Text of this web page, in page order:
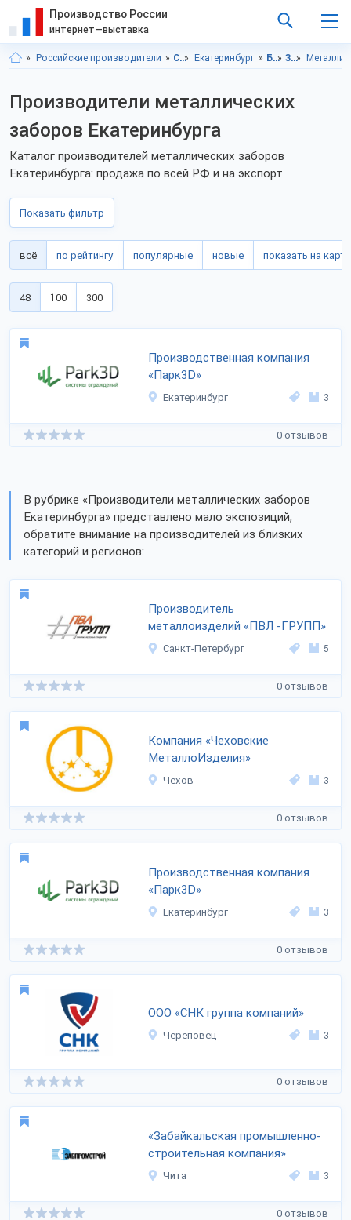
Производство России
интернет—выставка
Российские производители Свердловская область Екатеринбург Благоустройство Заборы и ограждения
Производители металлических
заборов Екатеринбурга
Каталог производителей металлических заборов
Екатеринбурга: продажа по всей РФ и на экспорт
Показать фильтр
всё по рейтингу популярные новые показать на карте
48 100 300
Производственная компания
«Парк3D»
Екатеринбург 3
0 отзывов
В рубрике «Производители металлических заборов
Екатеринбурга» представлено мало экспозиций,
обратите внимание на производителей из близких
категорий и регионов:
Производитель
металлоизделий «ПВЛ -ГРУПП»
Санкт-Петербург 5
0 отзывов
Компания «Чеховские
МеталлоИзделия»
Чехов 3
0 отзывов
Производственная компания
«Парк3D»
Екатеринбург 3
0 отзывов
ООО «СНК группа компаний»
Череповец 3
0 отзывов
«Забайкальская промышленно-
строительная компания»
Чита 3
0 отзывов